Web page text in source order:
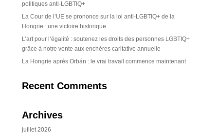
politiques anti-LGBTIQ+
La Cour de l’UE se prononce sur la loi anti-LGBTIQ+ de la
Hongrie : une victoire historique
L’art pour l’égalité : soutenez les droits des personnes LGBTIQ+
grâce à notre vente aux enchères caritative annuelle
La Hongrie après Orbán : le vrai travail commence maintenant
Recent Comments
Archives
juillet 2026